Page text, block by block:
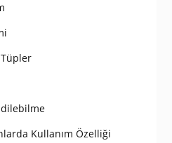
Kullanım Özelliği